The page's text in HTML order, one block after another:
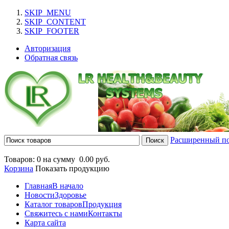
SKIP_MENU
SKIP_CONTENT
SKIP_FOOTER
Авторизация
Обратная связь
Расширенный
Товаров: 0 на сумму 0.00 руб.
Корзина Показать продукцию
ГлавнаяВ начало
НовостиЗдоровье
Каталог товаровПродукция
Свяжитесь с намиКонтакты
Карта сайта